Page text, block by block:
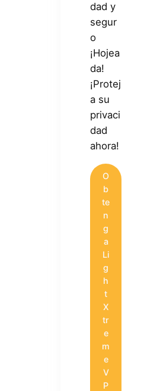
dad y
segur
o
¡Hojea
da!
¡Protej
a su
privaci
dad
ahora!
O
b
te
n
g
a
Li
g
h
t
X
tr
e
m
e
V
P